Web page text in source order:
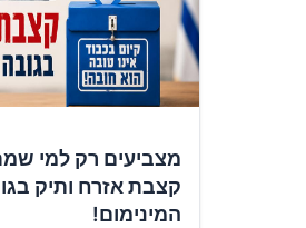
מצביעים רק למי
קצבת אזרח ותיק
המינימום!